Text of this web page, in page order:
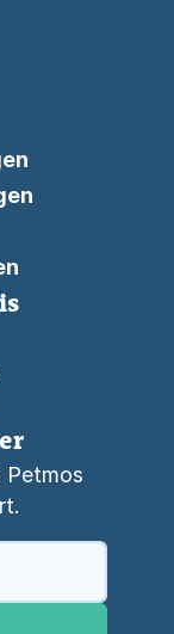
Petmos